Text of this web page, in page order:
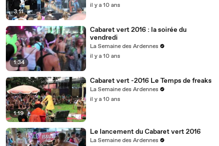
3:11
il y a 10 ans
1:34
Cabaret vert 2016 : la soirée du
vendredi
La Semaine des Ardennes
il y a 10 ans
1:19
Cabaret vert -2016 Le Temps de freaks
La Semaine des Ardennes
il y a 10 ans
Le lancement du Cabaret vert 2016
La Semaine des Ardennes